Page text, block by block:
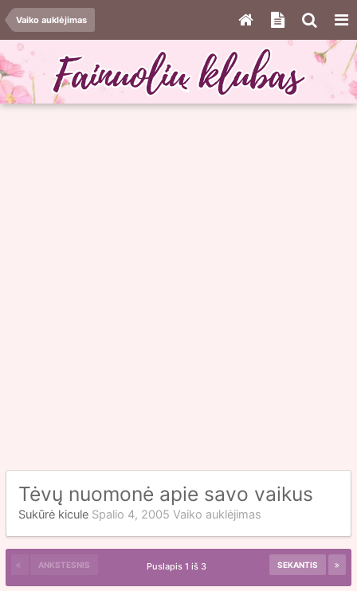
Vaiko auklėjimas
Tėvų nuomonė apie savo vaikus
Sukūrė kicule Spalio 4, 2005 Vaiko auklėjimas
ANKSTESNIS SEKANTIS
Puslapis 1 iš 3